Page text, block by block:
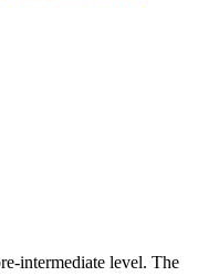
intermediate level. The